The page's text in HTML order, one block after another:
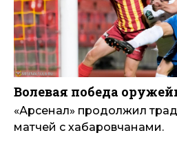
Волевая победа
«Арсенал» продолжил
матчей с хабаровчанами.